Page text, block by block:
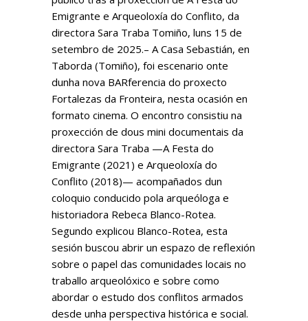
Emigrante e Arqueoloxía do Conflito, da
directora Sara Traba Tomiño, luns 15 de
setembro de 2025.– A Casa Sebastián, en
Taborda (Tomiño), foi escenario onte
dunha nova BARferencia do proxecto
Fortalezas da Fronteira, nesta ocasión en
formato cinema. O encontro consistiu na
proxección de dous mini documentais da
directora Sara Traba —A Festa do
Emigrante (2021) e Arqueoloxía do
Conflito (2018)— acompañados dun
coloquio conducido pola arqueóloga e
historiadora Rebeca Blanco-Rotea.
Segundo explicou Blanco-Rotea, esta
sesión buscou abrir un espazo de reflexión
sobre o papel das comunidades locais no
traballo arqueolóxico e sobre como
abordar o estudo dos conflitos armados
desde unha perspectiva histórica e social.